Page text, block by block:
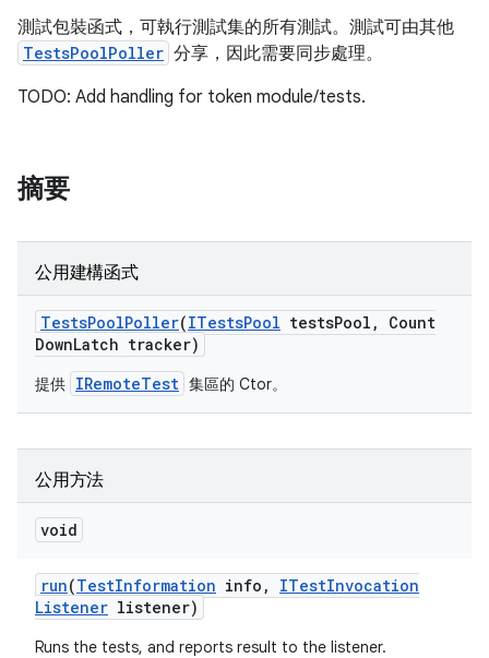
測試包裝函式，可執行測試集的所有測試。測試可由其他
TestsPoolPoller 分享，因此需要同步處理。
TODO: Add handling for token module/tests.
摘要
公用建構函式
TestsPoolPoller(ITestsPool testsPool ,
Count
DownLatch tracker)
提供 IRemoteTest 集區的 Ctor。
公用方法
void
run(TestInformation info , ITestInvocation
Listener listener)
Runs the tests, and reports result to the listener.